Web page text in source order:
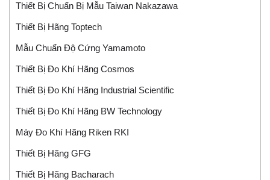
Thiết Bị Chuẩn Bị Mẫu Taiwan Nakazawa
Thiết Bị Hãng Toptech
Mẫu Chuẩn Độ Cứng Yamamoto
Thiết Bị Đo Khí Hãng Cosmos
Thiết Bị Đo Khí Hãng Industrial Scientific
Thiết Bị Đo Khí Hãng BW Technology
Máy Đo Khí Hãng Riken RKI
Thiết Bị Hãng GFG
Thiết Bị Hãng Bacharach